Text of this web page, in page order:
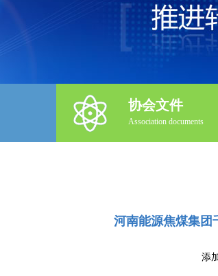
协会文件
Association documents
河南能源焦煤集团
添